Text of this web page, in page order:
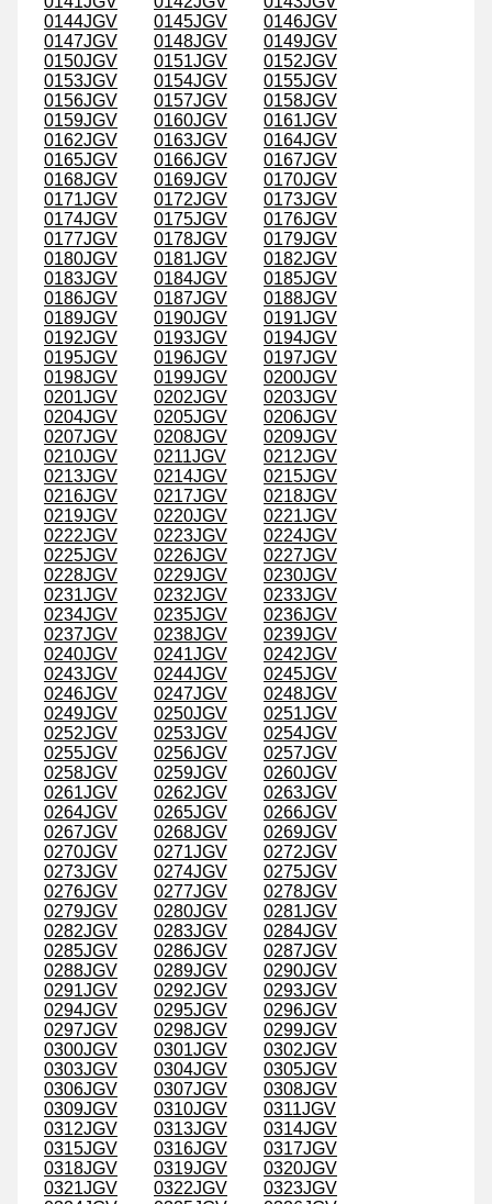
0144JGV
0145JGV
0146JGV
0147JGV
0148JGV
0149JGV
0150JGV
0151JGV
0152JGV
0153JGV
0154JGV
0155JGV
0156JGV
0157JGV
0158JGV
0159JGV
0160JGV
0161JGV
0162JGV
0163JGV
0164JGV
0165JGV
0166JGV
0167JGV
0168JGV
0169JGV
0170JGV
0171JGV
0172JGV
0173JGV
0174JGV
0175JGV
0176JGV
0177JGV
0178JGV
0179JGV
0180JGV
0181JGV
0182JGV
0183JGV
0184JGV
0185JGV
0186JGV
0187JGV
0188JGV
0189JGV
0190JGV
0191JGV
0192JGV
0193JGV
0194JGV
0195JGV
0196JGV
0197JGV
0198JGV
0199JGV
0200JGV
0201JGV
0202JGV
0203JGV
0204JGV
0205JGV
0206JGV
0207JGV
0208JGV
0209JGV
0210JGV
0211JGV
0212JGV
0213JGV
0214JGV
0215JGV
0216JGV
0217JGV
0218JGV
0219JGV
0220JGV
0221JGV
0222JGV
0223JGV
0224JGV
0225JGV
0226JGV
0227JGV
0228JGV
0229JGV
0230JGV
0231JGV
0232JGV
0233JGV
0234JGV
0235JGV
0236JGV
0237JGV
0238JGV
0239JGV
0240JGV
0241JGV
0242JGV
0243JGV
0244JGV
0245JGV
0246JGV
0247JGV
0248JGV
0249JGV
0250JGV
0251JGV
0252JGV
0253JGV
0254JGV
0255JGV
0256JGV
0257JGV
0258JGV
0259JGV
0260JGV
0261JGV
0262JGV
0263JGV
0264JGV
0265JGV
0266JGV
0267JGV
0268JGV
0269JGV
0270JGV
0271JGV
0272JGV
0273JGV
0274JGV
0275JGV
0276JGV
0277JGV
0278JGV
0279JGV
0280JGV
0281JGV
0282JGV
0283JGV
0284JGV
0285JGV
0286JGV
0287JGV
0288JGV
0289JGV
0290JGV
0291JGV
0292JGV
0293JGV
0294JGV
0295JGV
0296JGV
0297JGV
0298JGV
0299JGV
0300JGV
0301JGV
0302JGV
0303JGV
0304JGV
0305JGV
0306JGV
0307JGV
0308JGV
0309JGV
0310JGV
0311JGV
0312JGV
0313JGV
0314JGV
0315JGV
0316JGV
0317JGV
0318JGV
0319JGV
0320JGV
0321JGV
0322JGV
0323JGV